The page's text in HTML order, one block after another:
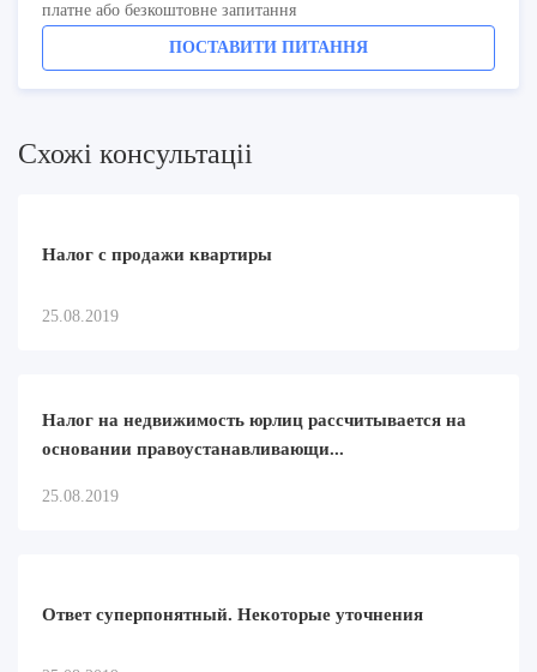
платне або безкоштовне запитання
ПОСТАВИТИ ПИТАННЯ
Схожi консультацii
Налог с продажи квартиры
25.08.2019
Налог на недвижимость юрлиц рассчитывается на
основании правоустанавливающи...
25.08.2019
Ответ суперпонятный. Некоторые уточнения